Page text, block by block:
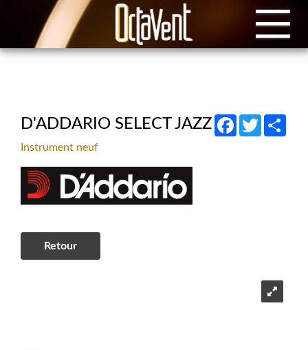
Facebook
Twitter
D'ADDARIO SELECT JAZZ
Instrument neuf
Retour